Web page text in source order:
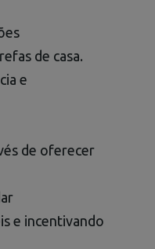
de casa.
e
de oferecer
e incentivando